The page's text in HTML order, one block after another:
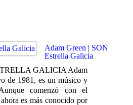
Adam Green | SON
Estrella Galicia
GALICIA Adam
de 1981, es un músico y
comenzó con el
es más conocido por